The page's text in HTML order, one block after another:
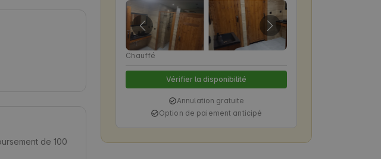
de 100
Chauffé
Vérifier la disponibilité
Annulation gratuite
Option de paiement anticipé